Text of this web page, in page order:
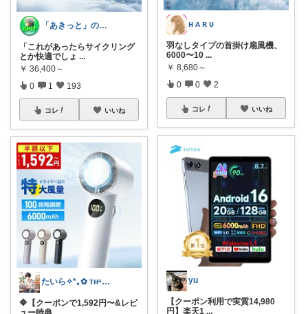
「あきっと」の癒やし部屋！
「これがあったらサイクリング
とか快適でしょ ...
￥ 36,400～
0 1 193
コレ いいね
たいら✧*｡✿ ᴛʜᵃⁿᵏ ʸᵒᵘ✧˖°
🔷【クーポンで1,592円〜&レビ
ʜ ᴀ ʀ ᴜ
羽なしタイプの首掛け扇風機、
6000〜10 ...
￥ 8,680～
0 0 2
コレ いいね
yu
【クーポン利用で実質14,980
円】楽天1 ...